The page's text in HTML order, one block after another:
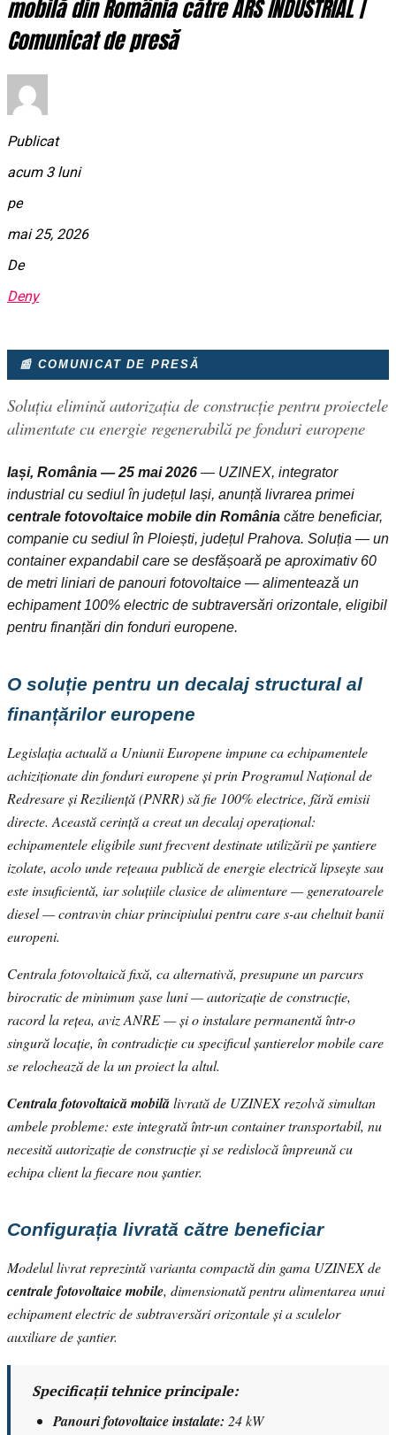
mobilă din România către ARS INDUSTRIAL |
Comunicat de presă
Publicat
acum 3 luni
pe
mai 25, 2026
De
Deny
📰 COMUNICAT DE PRESĂ
Soluția elimină autorizația de construcție pentru proiectele
alimentate cu energie regenerabilă pe fonduri europene
Iași, România — 25 mai 2026 — UZINEX, integrator
industrial cu sediul în județul Iași, anunță livrarea primei
centrale fotovoltaice mobile din România către beneficiar,
companie cu sediul în Ploiești, județul Prahova. Soluția — un
container expandabil care se desfășoară pe aproximativ 60
de metri liniari de panouri fotovoltaice — alimentează un
echipament 100% electric de subtraversări orizontale, eligibil
pentru finanțări din fonduri europene.
O soluție pentru un decalaj structural al
finanțărilor europene
Legislația actuală a Uniunii Europene impune ca echipamentele
achiziționate din fonduri europene și prin Programul Național de
Redresare și Reziliență (PNRR) să fie 100% electrice, fără emisii
directe. Această cerință a creat un decalaj operațional:
echipamentele eligibile sunt frecvent destinate utilizării pe șantiere
izolate, acolo unde rețeaua publică de energie electrică lipsește sau
este insuficientă, iar soluțiile clasice de alimentare — generatoarele
diesel — contravin chiar principiului pentru care s-au cheltuit banii
europeni.
Centrala fotovoltaică fixă, ca alternativă, presupune un parcurs
birocratic de minimum șase luni — autorizație de construcție,
racord la rețea, aviz ANRE — și o instalare permanentă într-o
singură locație, în contradicție cu specificul șantierelor mobile care
se relochează de la un proiect la altul.
Centrala fotovoltaică mobilălivrată de UZINEX rezolvă simultan
ambele probleme: este integrată într-un container transportabil, nu
necesită autorizație de construcție și se redislocă împreună cu
echipa client la fiecare nou șantier.
Configurația livrată către beneficiar
Modelul livrat reprezintă varianta compactă din gama UZINEX de
centrale fotovoltaice mobile, dimensionată pentru alimentarea unui
echipament electric de subtraversări orizontale și a sculelor
auxiliare de șantier.
Specificații tehnice principale:
Panouri fotovoltaice instalate: 24 kW